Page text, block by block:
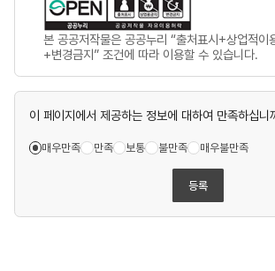
본 공공저작물은 공공누리 “출처표시+상업적이
+변경금지” 조건에 따라 이용할 수 있습니다.
이 페이지에서 제공하는 정보에 대하여 만족하십니
매우만족 만족 보통 불만족 매우불만족
등록